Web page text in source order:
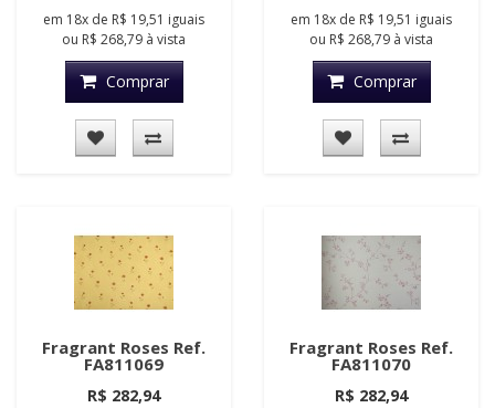
em 18x de R$ 19,51 iguais
ou R$ 268,79 à vista
Comprar
em 18x de R$ 19,51 iguais
ou R$ 268,79 à vista
Comprar
Fragrant Roses Ref.
FA811069
R$ 282,94
Fragrant Roses Ref.
FA811070
R$ 282,94